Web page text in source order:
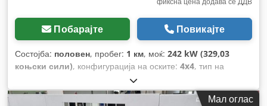
Побарајте Повикајте
Состојба: половен, пробег: 1 км, моќ: 242 kW (329,03
коњски сили), конфигурација на оските: 4x4, тип на
, Година на изградба:
Мал оглас